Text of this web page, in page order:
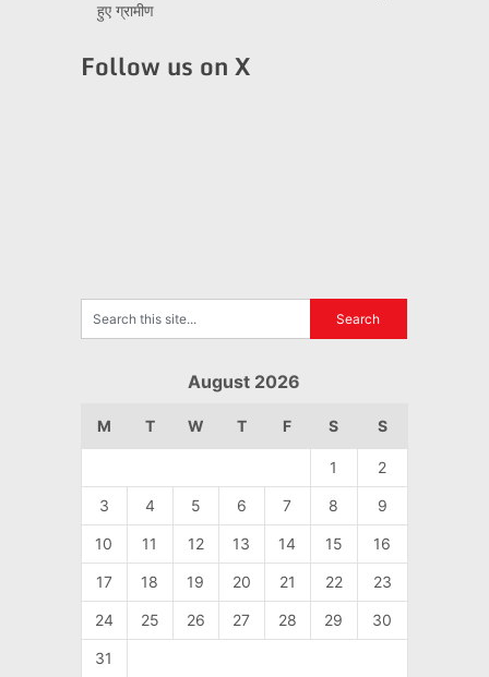
हुए ग्रामीण
Follow us on X
August 2026
M T W T F S S
1 2
3 4 5 6 7 8 9
10 11 12 13 14 15 16
17 18 19 20 21 22 23
24 25 26 27 28 29 30
31